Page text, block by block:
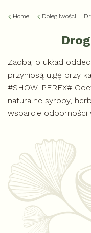
Home Dolegliwości
Zadbaj o układ
przyniosą ulgę przy
#SHOW_PEREX#
naturalne syropy,
wsparcie odporności